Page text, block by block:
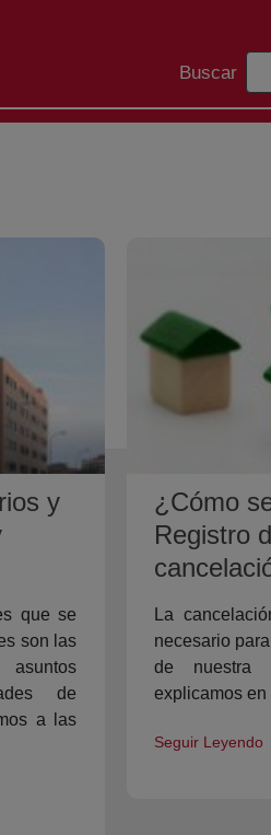
Barra de
Buscar
y
que se
son las
de
a las
¿Cómo
Registro
La
necesario
de nuestra
explicamos en
Seguir Leyendo